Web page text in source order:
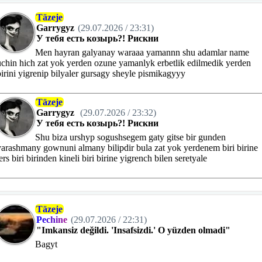
Täzeje
Garrygyz (29.07.2026 / 23:31)
У тебя есть козырь?! Рискни
Men hayran galyanay waraaa yamannn shu adamlar name
hich zat yok yerden ozune yamanlyk erbetlik edilmedik yerden
yigrenip bilyaler gursagy sheyle pismikagyyy
Täzeje
Garrygyz (29.07.2026 / 23:32)
У тебя есть козырь?! Рискни
Shu biza urshyp sogushsegem gaty gitse bir gunden
gownuni almany bilipdir bula zat yok yerdenem biri birine
biri birinden kineli biri birine yigrench bilen seretyale
Täzeje
Pechine (29.07.2026 / 22:31)
"Imkansiz değildi. 'Insafsizdi.' O yüzden olmadi"
Bagyt